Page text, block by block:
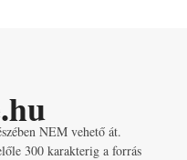
NEM vehető át.
300 karakterig a forrás